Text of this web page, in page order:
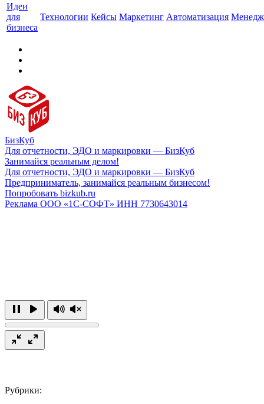
Идеи
для
бизнеса
Технологии Кейсы Маркетинг Автоматизация
БизКуб
Для отчетности, ЭДО и маркировки — БизКуб
Занимайся реальным делом!
Для отчетности, ЭДО и маркировки — БизКуб
Предприниматель, занимайся реальным бизнесом!
Попробовать bizkub.ru
Реклама ООО «1С-СОФТ» ИНН 7730643014
Рубрики: